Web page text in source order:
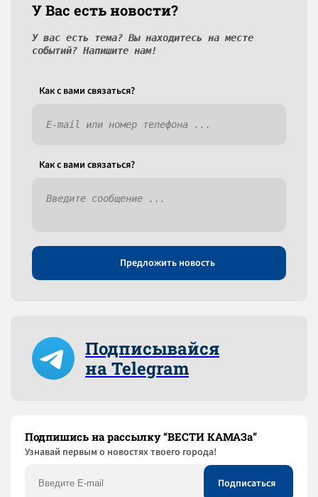
У Вас есть новости?
У вас есть тема? Вы находитесь на месте
событий? Напишите нам!
Как c вами связаться?
Как c вами связаться?
Предложить новость
Подписывайся
на Telegram
Подпишись на рассылку “ВЕСТИ КАМАЗа”
Узнaвай первым о новостях твоего города!